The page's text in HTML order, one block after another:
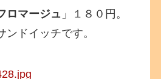
ロマージュ 」１８０円。
ドイッチです。